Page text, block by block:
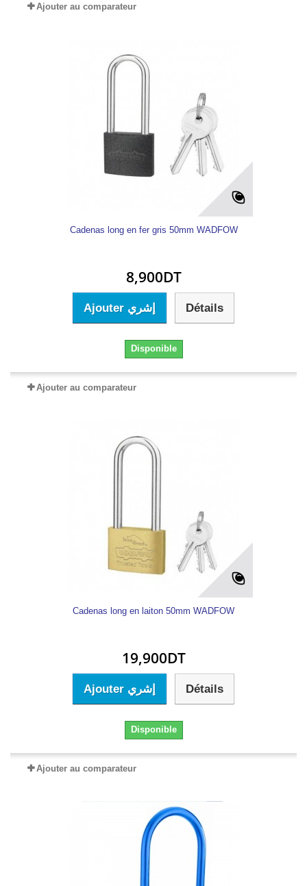
Ajouter au comparateur
Cadenas long en fer gris 50mm WADFOW
8,900DT
Ajouter إشري Détails
Disponible
Ajouter au comparateur
Cadenas long en laiton 50mm WADFOW
19,900DT
Ajouter إشري Détails
Disponible
Ajouter au comparateur